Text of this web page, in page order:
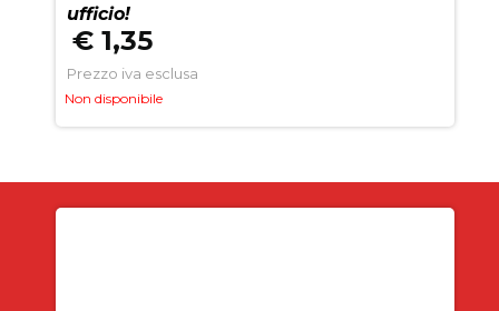
€ 1,35
Prezzo iva esclusa
Non disponibile
ufficio!